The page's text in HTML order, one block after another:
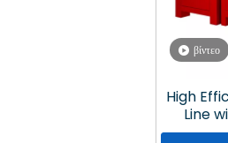
βίντεο
High
Line